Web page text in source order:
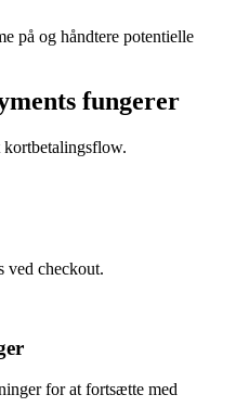
på og håndtere potentielle
fungerer
ved checkout.
for at fortsætte med